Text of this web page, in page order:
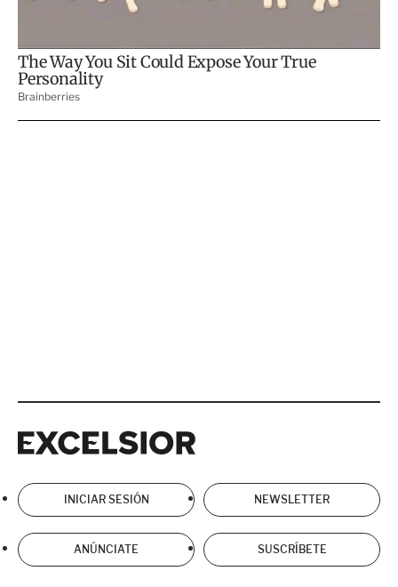
INICIAR SESIÓN NEWSLETTER
ANÚNCIATE SUSCRÍBETE